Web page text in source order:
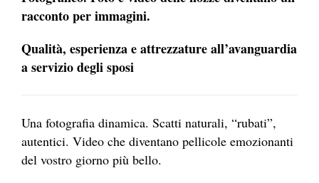
racconto per immagini.
Qualità, esperienza e attrezzature all’avanguardia
a servizio degli sposi
Una fotografia dinamica. Scatti naturali, “rubati”,
autentici. Video che diventano pellicole emozionanti
del vostro giorno più bello.